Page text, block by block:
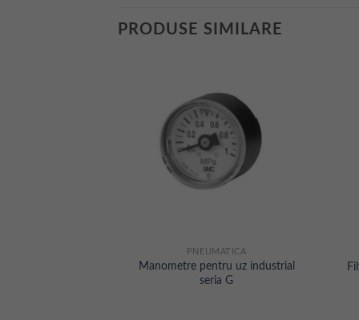
PRODUSE SIMILARE
PNEUMATICA
Manometre pentru uz industrial
seria G